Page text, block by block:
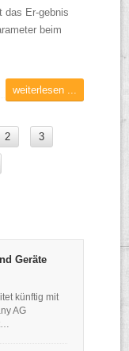
das Er-gebnis
beim
weiterlesen ...
2 3
Geräte
künftig mit
AG